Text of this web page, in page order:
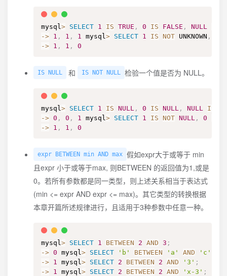
mysql> SELECT 1 IS TRUE , 0 IS FALSE , NULL
-> 1 , 1 , 1 mysql> SELECT 1 IS NOT UNKNOWN ,
-> 1 , 1 , 0
IS NULL 和 IS NOT NULL 检验一个值是否为 NULL。
mysql> SELECT 1 IS NULL , 0 IS NULL , NULL IS
-> 0 , 0 , 1 mysql> SELECT 1 IS NOT NULL , 0
-> 1 , 1 , 0
expr BETWEEN min AND max 假如expr大于或等于 min
且expr 小于或等于max, 则BETWEEN 的返回值为1,或是
0。若所有参数都是同一类型，则上述关系相当于表达式
(min <= expr AND expr <= max)。其它类型的转换根据
本章开篇所述规律进行，且适用于3种参数中任意一种。
mysql> SELECT 1 BETWEEN 2 AND 3 ;
-> 0 mysql> SELECT 'b' BETWEEN 'a' AND 'c'
-> 1 mysql> SELECT 2 BETWEEN 2 AND '3' ;
-> 1 mysql> SELECT 2 BETWEEN 2 AND 'x-3' ;